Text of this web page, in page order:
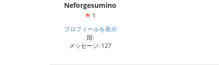
Neforgesumino
1
プロフィールを表示
国:
メッセージ: 127